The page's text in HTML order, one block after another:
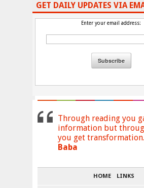
GET DAILY UPDATES VIA
Enter your email address:
Through reading you
information but
you get
Baba
HOME LINKS